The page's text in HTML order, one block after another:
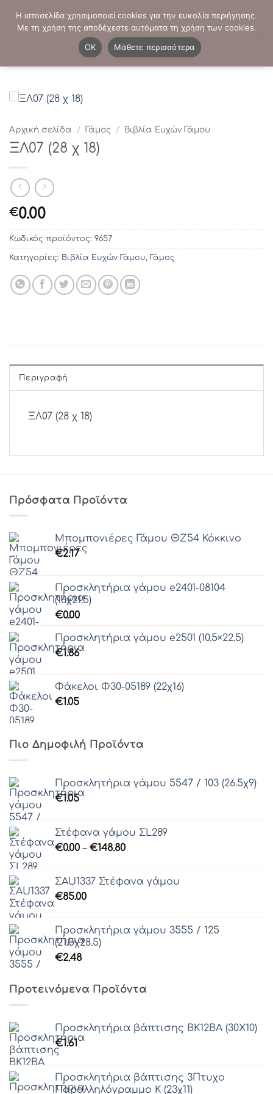
στο
ΤΗΛΕΦΩΝΙΚΕΣ ΠΑΡΑΓΓΕΛΙΕΣ: - 2103821941
Αρχική σελίδα / Γάμος / Βιβλία Ευχών Γάμου
ΞΛ07 (28 χ 18)
€0.00
Κωδικός προϊόντος: 9657
Κατηγορίες: Βιβλία Ευχών Γάμου, Γάμος
Περιγραφή
ΞΛ07 (28 χ 18)
Πρόσφατα Προϊόντα
Μπομπονιέρες Γάμου ΘZ54 Κόκκινο
€2.17
Προσκλητήρια γάμου e2401-08104
(16χ21.5)
€0.00
Προσκλητήρια γάμου e2501 (10.5×22.5)
€1.86
Φάκελοι Φ30-05189 (22χ16)
€1.05
Πιο Δημοφιλή Προϊόντα
Προσκλητήρια γάμου 5547 / 103 (26.5χ9)
€1.05
Στέφανα γάμου ΣL289
€0.00 – €148.80Price
through
ΣAU1337 Στέφανα γάμου
€85.00
Προσκλητήρια γάμου 3555 / 125
(21.5χ28.5)
€2.48
Προτεινόμενα Προϊόντα
Προσκλητήρια βάπτισης ΒΚ12ΒΑ (30Χ10)
€1.61
Προσκλητήρια βάπτισης 3Πτυχο
Παραλληλόγραμμο Κ (23χ11)
Η ιστοσελίδα χρησιμοποιεί cookies για την ευκολία περιήγησης.
Με τη χρήση της αποδέχεστε αυτόματα τη χρήση των cookies.
OK
Μάθετε περισσότερα